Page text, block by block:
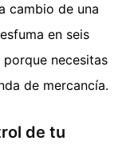
cambio de una
en seis
necesitas
de mercancía.
de tu